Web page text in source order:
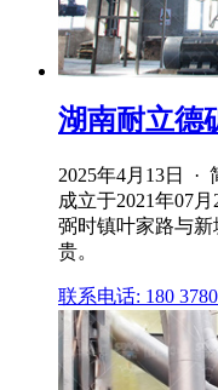
湖南耐立德
2025年4月13日 ·
成立于2021年07
弼时镇叶家路与
贵。
联系电话: 180 3780